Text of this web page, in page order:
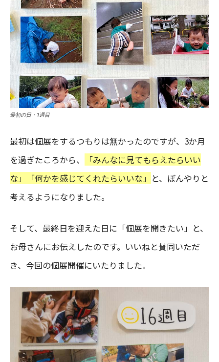
最初の日・1週目
最初は個展をするつもりは無かったのですが、3か月
を過ぎたころから、
「みんなに見てもらえたらいい
な」「何かを感じてくれたらいいな」 と、ぼんやりと
考えるようになりました。
そして、最終日を迎えた日に「個展を開きたい」と、
お母さんにお伝えしたのです。いいねと賛同いただ
き、今回の個展開催にいたりました。